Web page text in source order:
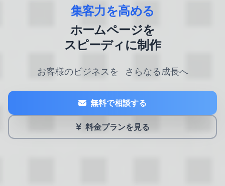
集客力を高める
ホームページを
スピーディに制作
お客様のビジネスを さらなる成長へ
無料で相談する
料金プランを見る